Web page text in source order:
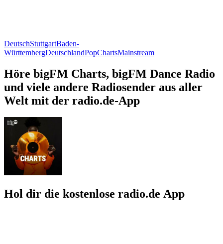
DeutschStuttgartBaden-
WürttembergDeutschlandPopChartsMainstream
Höre bigFM Charts, bigFM Dance Radio
und viele andere Radiosender aus aller
Welt mit der radio.de-App
Hol dir die kostenlose radio.de App